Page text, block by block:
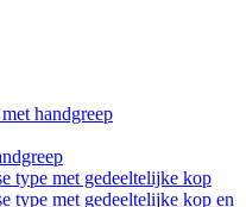
handgreep
type met gedeeltelijke kop
type met gedeeltelijke kop en